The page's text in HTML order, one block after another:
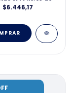
$6.446,17